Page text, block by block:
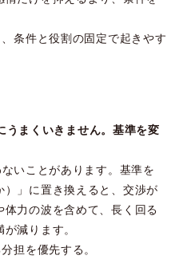
条件と役割の固定で起きやす
まくいきません。基準を変
いことがあります。基準を
）」に置き換えると、交渉が
力の波を含めて、長く回る
減ります。
担を優先する。